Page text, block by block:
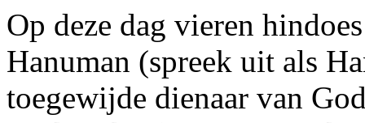
Op deze dag vieren
Hanuman (spreek uit als
toegewijde dienaar van